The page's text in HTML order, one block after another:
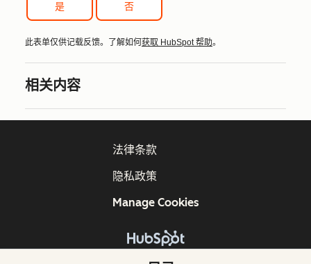
是 否
此表单仅供记载反馈。了解如何 获取 HubSpot 帮助。
相关内容
法律条款
隐私政策
Manage Cookies